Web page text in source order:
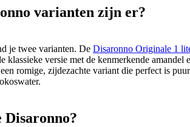
varianten zijn er?
je twee varianten. De Disaronno Originale 1
klassieke versie met de kenmerkende amandel
romige, zijdezachte variant die perfect is